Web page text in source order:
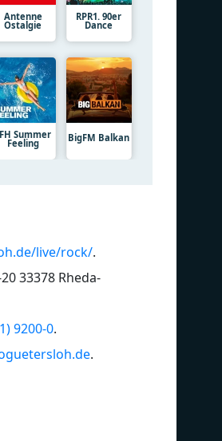
Antenne
Ostalgie
RPR1. 90er
Dance
Summer
Feeling BigFM Balkan
live/rock/.
33378 Rheda-
9200-0.
.